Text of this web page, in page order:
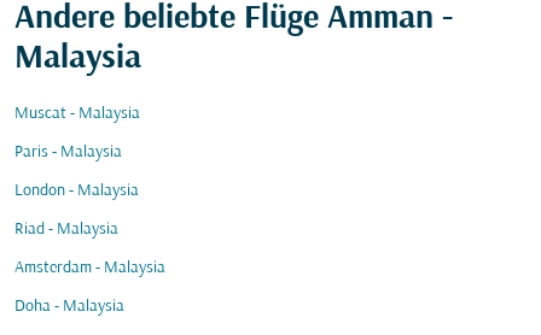
Andere beliebte Flüge Amman -
Malaysia
Muscat - Malaysia
Paris - Malaysia
London - Malaysia
Riad - Malaysia
Amsterdam - Malaysia
Doha - Malaysia